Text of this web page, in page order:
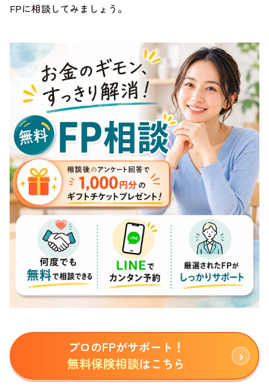
FPに相談してみましょう。
プロのFPがサポート！
無料保険相談はこちら